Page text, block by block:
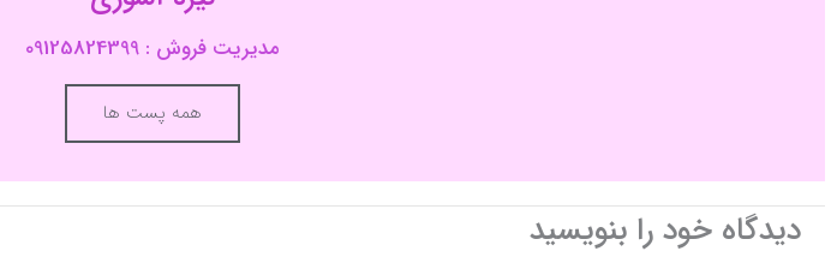
مدیریت فروش : 09125824399
همه پست ها
دیدگاه‌ خود را بنویسید